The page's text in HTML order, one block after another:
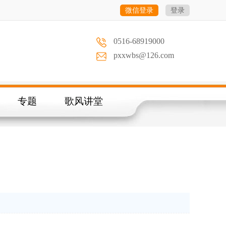
微信登录 登录
0516-68919000
pxxwbs@126.com
专题 歌风讲堂